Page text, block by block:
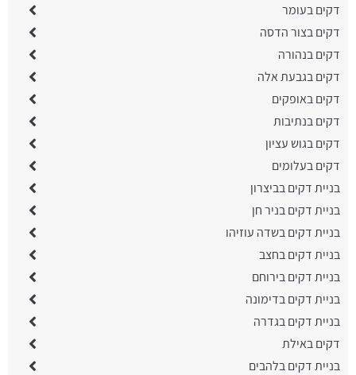
דקים בעומר
דקים בצור הדסה
דקים בנהורה
דקים בגבעת אלה
דקים באופקים
דקים בנתיבות
דקים בגוש עציון
דקים בעלומים
בניית דקים בביצרון
בניית דקים בניר חן
בניית דקים בשדה עוזיהו
בניית דקים בחצב
בניית דקים בירוחם
בניית דקים בדימונה
בניית דקים בגדרה
דקים באילת
בניית דקים בלהבים